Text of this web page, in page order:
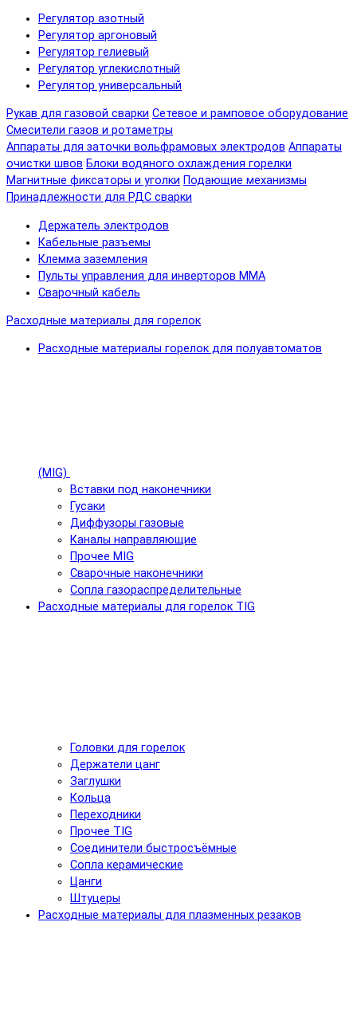
Регулятор азотный
Регулятор аргоновый
Регулятор гелиевый
Регулятор углекислотный
Регулятор универсальный
Рукав для газовой сварки Сетевое и рамповое оборудование
Смесители газов и ротаметры
Аппараты для заточки вольфрамовых электродов Аппараты
очистки швов Блоки водяного охлаждения горелки
Магнитные фиксаторы и уголки Подающие механизмы
Принадлежности для РДС сварки
Держатель электродов
Кабельные разъемы
Клемма заземления
Пульты управления для инверторов MMA
Сварочный кабель
Расходные материалы для горелок
Расходные материалы горелок для полуавтоматов
(MIG)
Вставки под наконечники
Гусаки
Диффузоры газовые
Каналы направляющие
Прочее MIG
Сварочные наконечники
Сопла газораспределительные
Расходные материалы для горелок TIG
Головки для горелок
Держатели цанг
Заглушки
Кольца
Переходники
Прочее TIG
Соединители быстросъёмные
Сопла керамические
Цанги
Штуцеры
Расходные материалы для плазменных резаков